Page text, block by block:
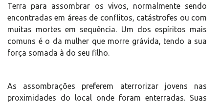
Terra para assombrar os vivos, normalmente sendo
encontradas em áreas de conflitos, catástrofes ou com
muitas mortes em sequência. Um dos espíritos mais
comuns é o da mulher que morre grávida, tendo a sua
força somada à do seu filho.
As assombrações preferem aterrorizar jovens nas
proximidades do local onde foram enterradas. Suas